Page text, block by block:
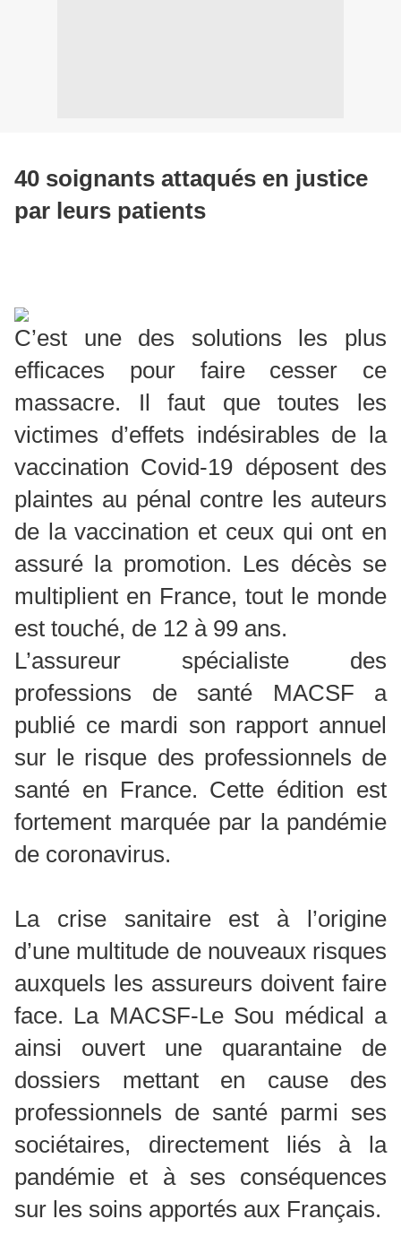
40 soignants attaqués en justice
par leurs patients
C’est une des solutions les plus
efficaces pour faire cesser ce
massacre. Il faut que toutes les
victimes d’effets indésirables de la
vaccination Covid-19 déposent des
plaintes au pénal contre les auteurs
de la vaccination et ceux qui ont en
assuré la promotion. Les décès se
multiplient en France, tout le monde
est touché, de 12 à 99 ans.
L’assureur spécialiste des
professions de santé MACSF a
publié ce mardi son rapport annuel
sur le risque des professionnels de
santé en France. Cette édition est
fortement marquée par la pandémie
de coronavirus.
La crise sanitaire est à l’origine
d’une multitude de nouveaux risques
auxquels les assureurs doivent faire
face. La MACSF-Le Sou médical a
ainsi ouvert une quarantaine de
dossiers mettant en cause des
professionnels de santé parmi ses
sociétaires, directement liés à la
pandémie et à ses conséquences
sur les soins apportés aux Français.